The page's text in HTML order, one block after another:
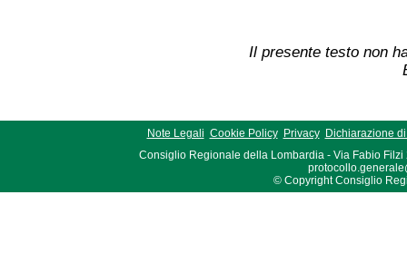
Il presente testo non
Note Legali Cookie Policy Privacy
Dichiarazione
Consiglio Regionale della Lombardia - Via Fabio Filzi
© Copyright Consiglio